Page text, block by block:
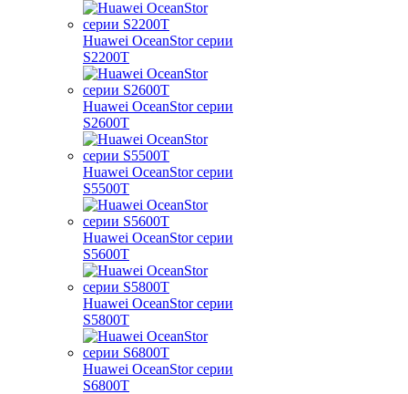
Huawei OceanStor серии
S2200T
Huawei OceanStor серии
S2600T
Huawei OceanStor серии
S5500T
Huawei OceanStor серии
S5600T
Huawei OceanStor серии
S5800T
Huawei OceanStor серии
S6800T